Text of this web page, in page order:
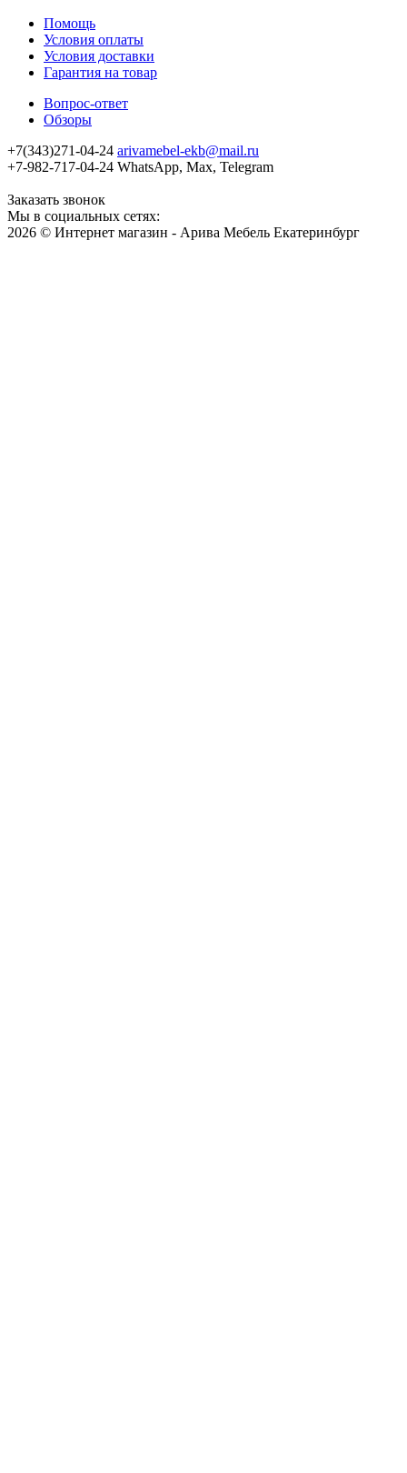
Помощь
Условия оплаты
Условия доставки
Гарантия на товар
Вопрос-ответ
Обзоры
+7(343)271-04-24 arivamebel-ekb@mail.ru
+7-982-717-04-24 WhatsApp, Max, Telegram
Заказать звонок
Мы в социальных сетях:
2026 © Интернет магазин - Арива Мебель Екатеринбург